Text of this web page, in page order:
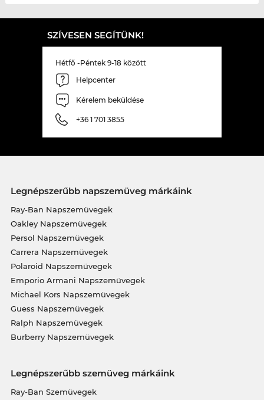
SZÍVESEN SEGÍTÜNK!
Hétfő -Péntek 9-18 között
Helpcenter
Kérelem beküldése
+36 1 701 3855
Legnépszerűbb napszemüveg márkáink
Ray-Ban Napszemüvegek
Oakley Napszemüvegek
Persol Napszemüvegek
Carrera Napszemüvegek
Polaroid Napszemüvegek
Emporio Armani Napszemüvegek
Michael Kors Napszemüvegek
Guess Napszemüvegek
Ralph Napszemüvegek
Burberry Napszemüvegek
Legnépszerűbb szemüveg márkáink
Ray-Ban Szemüvegek